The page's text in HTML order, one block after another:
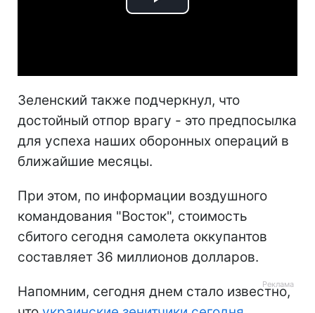
Play
Зеленский также подчеркнул, что
достойный отпор врагу - это предпосылка
для успеха наших оборонных операций в
ближайшие месяцы.
При этом, по информации воздушного
командования "Восток", стоимость
сбитого сегодня самолета оккупантов
составляет 36 миллионов долларов.
Напомним, сегодня днем стало известно,